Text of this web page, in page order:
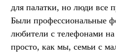
для палатки, но люди все
Были профессиональные
любители с телефонами
просто, как мы, семьи с